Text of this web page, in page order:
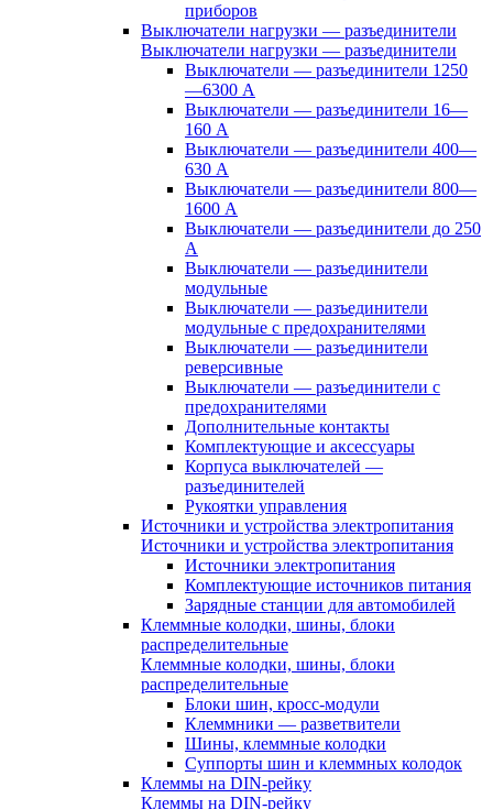
приборов
Выключатели нагрузки — разъединители
Выключатели нагрузки — разъединители
Выключатели — разъединители 1250
—6300 А
Выключатели — разъединители 16—
160 А
Выключатели — разъединители 400—
630 А
Выключатели — разъединители 800—
1600 А
Выключатели — разъединители до 250
А
Выключатели — разъединители
модульные
Выключатели — разъединители
модульные с предохранителями
Выключатели — разъединители
реверсивные
Выключатели — разъединители с
предохранителями
Дополнительные контакты
Комплектующие и аксессуары
Корпуса выключателей —
разъединителей
Рукоятки управления
Источники и устройства электропитания
Источники и устройства электропитания
Источники электропитания
Комплектующие источников питания
Зарядные станции для автомобилей
Клеммные колодки, шины, блоки
распределительные
Клеммные колодки, шины, блоки
распределительные
Блоки шин, кросс-модули
Клеммники — разветвители
Шины, клеммные колодки
Суппорты шин и клеммных колодок
Клеммы на DIN-рейку
Клеммы на DIN-рейку